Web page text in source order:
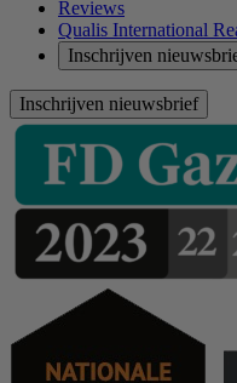
Reviews
Qualis International
Inschrijven
Inschrijven nieuwsbrief